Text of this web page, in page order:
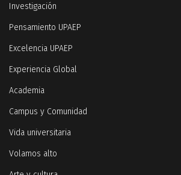
Investigación
Pensamiento UPAEP
Excelencia UPAEP
Experiencia Global
Academia
Campus y Comunidad
Vida universitaria
Volamos alto